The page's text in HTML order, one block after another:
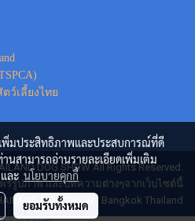
ว์เลี้ยงไทย
DOG SHOW All Rights Reserved.
ร่รูปภาพ และบทความต่างๆจากเว็บไซต์นี้
DOG SHOW : Bangkok Thailand
พิ่มประสิทธิภาพและประสบการณ์ที่ดี
นสามารถอ่านรายละเอียดเพิ่มเติม
ละนโยบายคุกกี้
ยอมรับทั้งหมด